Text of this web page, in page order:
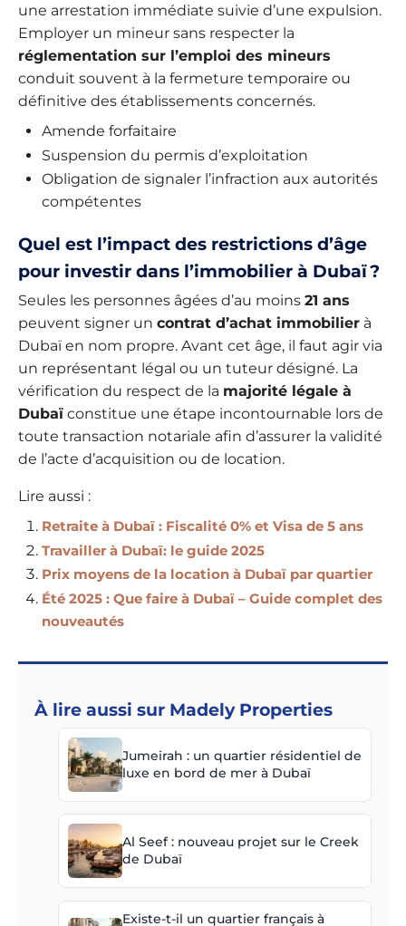
une arrestation immédiate suivie d’une expulsion.
Employer un mineur sans respecter la
réglementation sur l’emploi des mineurs
conduit souvent à la fermeture temporaire ou
définitive des établissements concernés.
Amende forfaitaire
Suspension du permis d’exploitation
Obligation de signaler l’infraction aux autorités
compétentes
Quel est l’impact des restrictions d’âge
pour investir dans l’immobilier à Dubaï ?
Seules les personnes âgées d’au moins 21 ans
peuvent signer un contrat d’achat immobilier à
Dubaï en nom propre. Avant cet âge, il faut agir via
un représentant légal ou un tuteur désigné. La
vérification du respect de la majorité légale à
Dubaï constitue une étape incontournable lors de
toute transaction notariale afin d’assurer la validité
de l’acte d’acquisition ou de location.
Lire aussi :
Retraite à Dubaï : Fiscalité 0% et Visa de 5 ans
Travailler à Dubaï: le guide 2025
Prix moyens de la location à Dubaï par quartier
Été 2025 : Que faire à Dubaï – Guide complet des
nouveautés
À lire aussi sur Madely Properties
Jumeirah : un quartier résidentiel de
luxe en bord de mer à Dubaï
Al Seef : nouveau projet sur le Creek
de Dubaï
Existe-t-il un quartier français à